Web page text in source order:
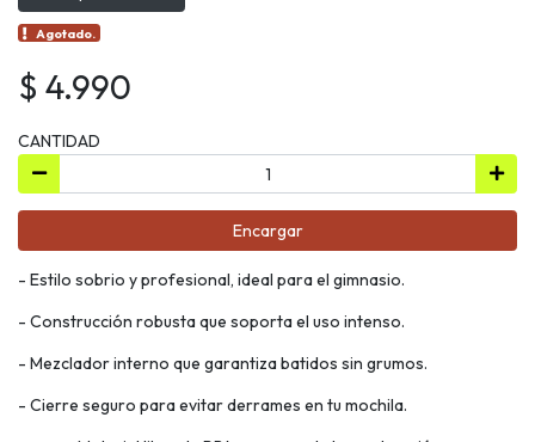
Agotado.
$ 4.990
CANTIDAD
Encargar
- Estilo sobrio y profesional, ideal para el gimnasio.
- Construcción robusta que soporta el uso intenso.
- Mezclador interno que garantiza batidos sin grumos.
- Cierre seguro para evitar derrames en tu mochila.